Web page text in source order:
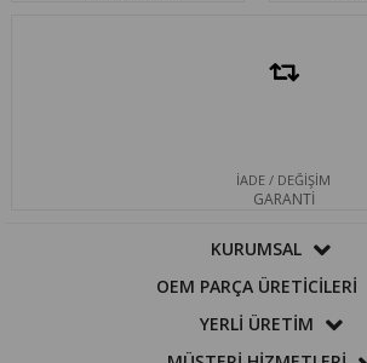
İADE / DEĞİŞİM
GARANTİ
KURUMSAL
OEM PARÇA ÜRETİCİLERİ
YERLİ ÜRETİM